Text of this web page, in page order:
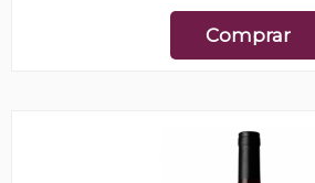
Comprar